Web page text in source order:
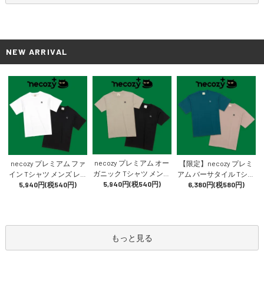
NEW ARRIVAL
necozy プレミアム ファ
イン Tシャツ メンズ レデ
ィース トップス 半袖 綿1
5,940円(税540円)
necozy プレミアム オー
ガニック Tシャツ メンズ
レディース トップス 半
5,940円(税540円)
【限定】necozy プレミ
アム バーサタイル Tシャ
ツ メンズ レディース ト
6,380円(税580円)
もっと見る